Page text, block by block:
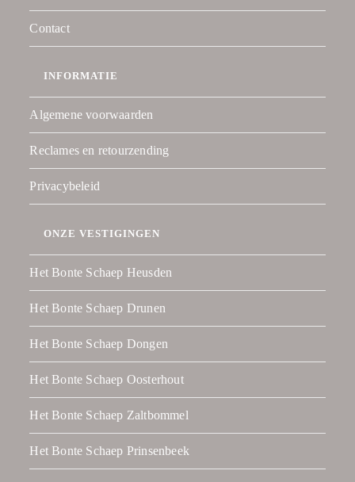
Contact
INFORMATIE
Algemene voorwaarden
Reclames en retourzending
Privacybeleid
ONZE VESTIGINGEN
Het Bonte Schaep Heusden
Het Bonte Schaep Drunen
Het Bonte Schaep Dongen
Het Bonte Schaep Oosterhout
Het Bonte Schaep Zaltbommel
Het Bonte Schaep Prinsenbeek